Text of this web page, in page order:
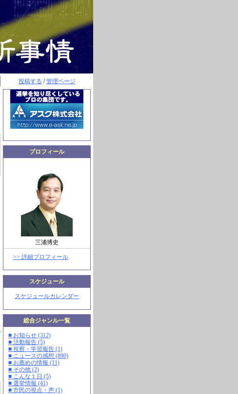
投稿する /管理ページ
プロフィール
三浦博史
>> 詳細プロフィール
スケジュール
スケジュールカレンダー
総合ジャンル一覧
■ お知らせ (312)
■ 活動報告 (5)
■ 視察・学習報告 (1)
■ ニュースの感想 (890)
■ お薦めの情報 (11)
■ その他 (2)
■ こんな１日 (5)
■ 選挙情報 (41)
■ 市民の視点・声 (1)